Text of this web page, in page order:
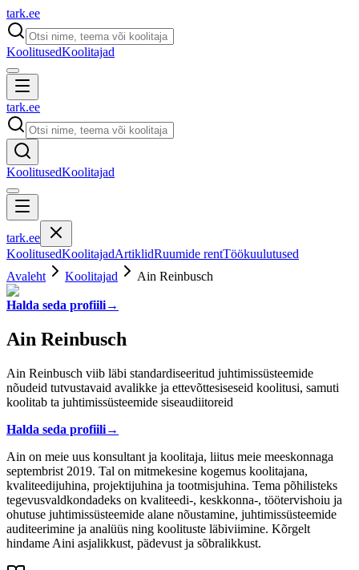
tark.ee
KoolitusedKoolitajad
tark.ee
KoolitusedKoolitajad
tark.ee
KoolitusedKoolitajadArtiklidRuumide rentTöökuulutused
Avaleht
Koolitajad Ain Reinbusch
Halda seda profiili→
Ain Reinbusch
Ain Reinbusch viib läbi standardiseeritud juhtimissüsteemide
nõudeid tutvustavaid avalikke ja ettevõttesiseseid koolitusi, samuti
koolitab ta juhtimissüsteemide siseaudiitoreid
Halda seda profiili→
Ain on meie uus konsultant ja koolitaja, liitus meie meeskonnaga
septembrist 2019. Tal on mitmekesine kogemus koolitajana,
kvaliteedijuhina, projektijuhina ja tootmisjuhina. Tema põhilisteks
tegevusvaldkondadeks on kvaliteedi-, keskkonna-, töötervishoiu ja
ohutuse juhtimissüsteemide alane nõustamine, juhtimissüsteemide
auditeerimine ja analüüs ning koolituste läbiviimine. Kõrgelt
hindame Aini asjalikkust, pädevust ja sõbralikkust.